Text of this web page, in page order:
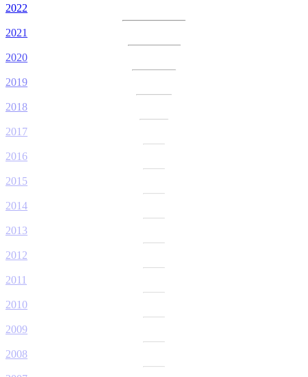
2022
2021
2020
2019
2018
2017
2016
2015
2014
2013
2012
2011
2010
2009
2008